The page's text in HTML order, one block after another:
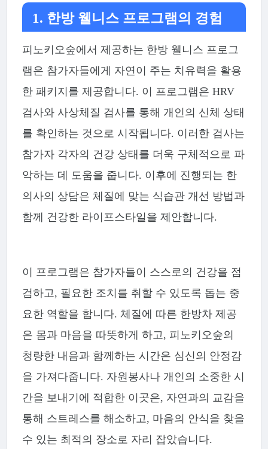
1. 한방 웰니스 프로그램의 경험
피노키오숲에서 제공하는 한방 웰니스 프로그
램은 참가자들에게 자연이 주는 치유력을 활용
한 패키지를 제공합니다. 이 프로그램은 HRV
검사와 사상체질 검사를 통해 개인의 신체 상태
를 확인하는 것으로 시작됩니다. 이러한 검사는
참가자 각자의 건강 상태를 더욱 구체적으로 파
악하는 데 도움을 줍니다. 이후에 진행되는 한
의사의 상담은 체질에 맞는 식습관 개선 방법과
함께 건강한 라이프스타일을 제안합니다.
이 프로그램은 참가자들이 스스로의 건강을 점
검하고, 필요한 조치를 취할 수 있도록 돕는 중
요한 역할을 합니다. 체질에 따른 한방차 제공
은 몸과 마음을 따뜻하게 하고, 피노키오숲의
청량한 내음과 함께하는 시간은 심신의 안정감
을 가져다줍니다. 자원봉사나 개인의 소중한 시
간을 보내기에 적합한 이곳은, 자연과의 교감을
통해 스트레스를 해소하고, 마음의 안식을 찾을
수 있는 최적의 장소로 자리 잡았습니다.